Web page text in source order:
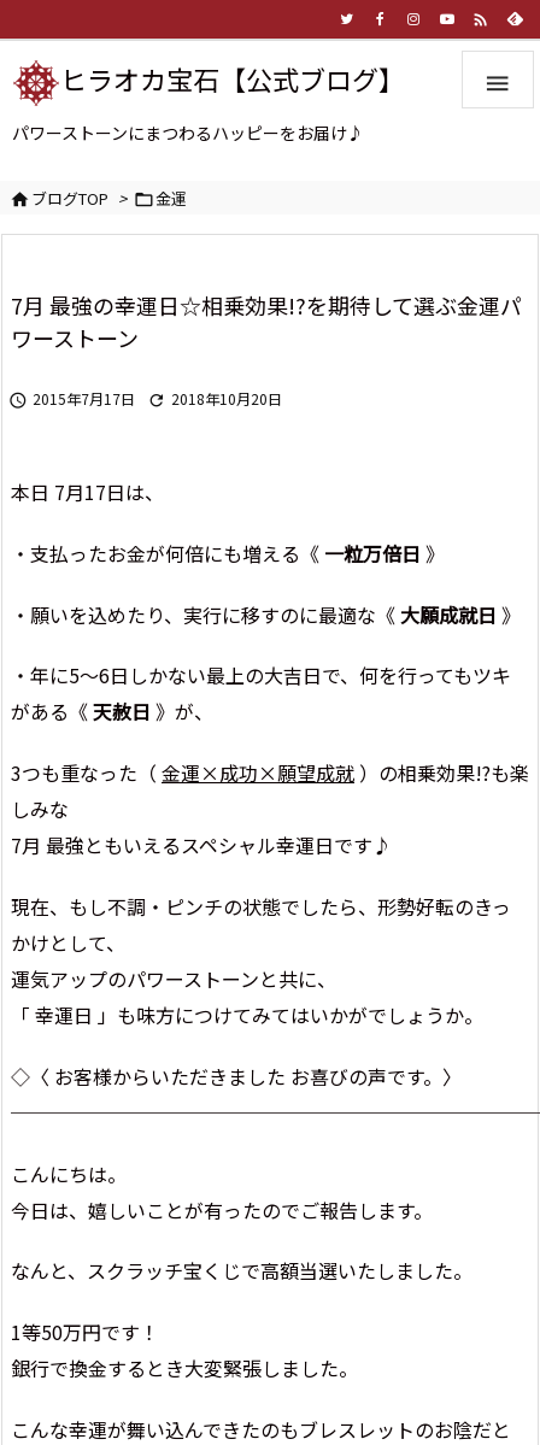


ヒラオカ宝石【公式ブログ】
パワーストーンにまつわるハッピーをお届け♪
ブログTOP > 金運
7月 最強の幸運日☆相乗効果!?を期待して選ぶ金運パ
ワーストーン
 2015年7月17日  2018年10月20日
本日 7月17日は、
・支払ったお金が何倍にも増える《 一粒万倍日 》
・願いを込めたり、実行に移すのに最適な《 大願成就日 》
・年に5～6日しかない最上の大吉日で、何を行ってもツキ
がある《天赦日 》が、
3つも重なった（ 金運×成功×願望成就 ）の相乗効果!?も楽
しみな
7月 最強ともいえるスペシャル幸運日です♪
現在、もし不調・ピンチの状態でしたら、形勢好転のきっ
かけとして、
運気アップのパワーストーンと共に、
「 幸運日 」も味方につけてみてはいかがでしょうか。
◇〈 お客様からいただきました お喜びの声です。〉
こんにちは。
今日は、嬉しいことが有ったのでご報告します。
なんと、スクラッチ宝くじで高額当選いたしました。
1等50万円です！
銀行で換金するとき大変緊張しました。
こんな幸運が舞い込んできたのもブレスレットのお陰だと